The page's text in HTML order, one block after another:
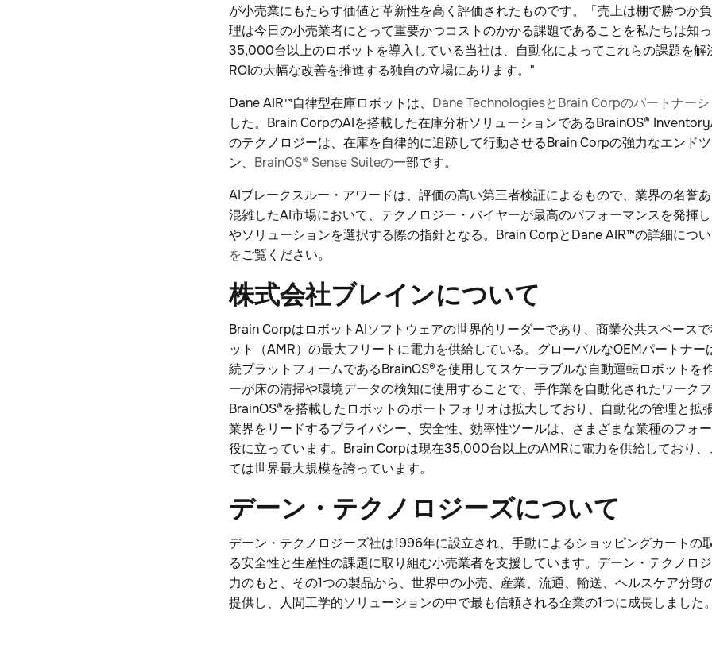
が小売業にもたらす価値と革新性を高く評価されたものです。「売上は棚で勝つか
理は今日の小売業者にとって重要かつコストのかかる課題であることを私たちは知
35,000台以上のロボットを導入している当社は、自動化によってこれらの課題を解
ROIの大幅な改善を推進する独自の立場にあります。"
Dane AIR™自律型在庫ロボットは、 Dane TechnologiesとBrain Corpのパートナーシ
した。Brain CorpのAIを搭載した在庫分析ソリューションであるBrainOS®
のテクノロジーは、在庫を自律的に追跡して行動させるBrain Corpの強力なエンド
ン、 BrainOS® Sense Suiteの一部です。
AIブレークスルー・アワードは、評価の高い第三者検証によるもので、業界の名誉あ
混雑したAI市場において、テクノロジー・バイヤーが最高のパフォーマンスを発揮
やソリューションを選択する際の指針となる。Brain CorpとDane AIR™の詳細につい
をご覧ください。
株式会社ブレインについて
Brain CorpはロボットAIソフトウェアの世界的リーダーであり、商業公共スペース
ット（AMR）の最大フリートに電力を供給している。グローバルなOEMパートナー
続プラットフォームであるBrainOS®を使用してスケーラブルな自動運転ロボットを
ーが床の清掃や環境データの検知に使用することで、手作業を自動化されたワークフ
BrainOS®を搭載したロボットのポートフォリオは拡大しており、自動化の管理と拡
業界をリードするプライバシー、安全性、効率性ツールは、さまざまな業種のフォ
役に立っています。Brain Corpは現在35,000台以上のAMRに電力を供給しており、
ては世界最大規模を誇っています。
デーン・テクノロジーズについて
デーン・テクノロジーズ社は1996年に設立され、手動によるショッピングカートの
る安全性と生産性の課題に取り組む小売業者を支援しています。デーン・テクノロ
力のもと、その1つの製品から、世界中の小売、産業、流通、輸送、ヘルスケア分野
提供し、人間工学的ソリューションの中で最も信頼される企業の1つに成長しました。